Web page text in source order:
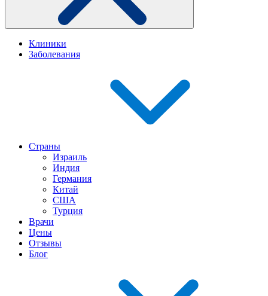
Клиники
Заболевания
Страны
Израиль
Индия
Германия
Китай
США
Турция
Врачи
Цены
Отзывы
Блог